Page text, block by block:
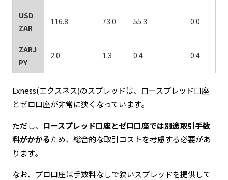
USD
ZAR
116.8 73.0 55.3 0.0
ZARJ
PY
2.0 1.3 0.4 0.4
Exness(エクスネス)のスプレッドは、ロースプレッド口座
とゼロ口座が非常に狭くなっています。
ただし、 ロースプレッド口座とゼロ口座では別途取引手数
料がかかるため、総合的な取引コストを考慮する必要があ
ります。
なお、プロ口座は手数料なしで狭いスプレッドを提供して